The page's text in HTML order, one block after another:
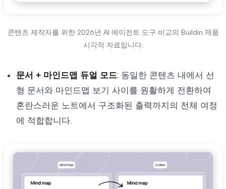
콘텐츠 제작자를 위한 2026년 AI 에이전트 도구 비교의 Buildin 제품
시각적 자료입니다.
문서 + 마인드맵 듀얼 모드: 동일한 콘텐츠 내에서 선
형 문서와 마인드맵 보기 사이를 원활하게 전환하여
혼란스러운 노트에서 구조화된 출력까지의 전체 여정
에 적합합니다.